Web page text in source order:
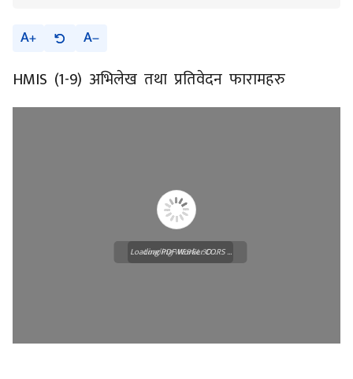
A A
HMIS (1-9) अभिलेख तथा प्रतिवेदन फारामहरु
Loading WEBGL 3D ...
Loading PDF Worker CORS ...